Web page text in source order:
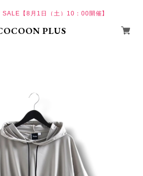
【8月1日（土）10：00開催】
PLUS